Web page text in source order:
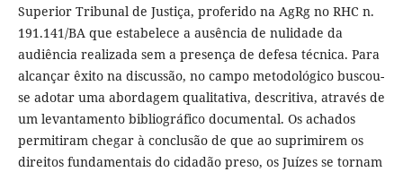
Superior Tribunal de Justiça, proferido na AgRg no RHC n.
191.141/BA que estabelece a ausência de nulidade da
audiência realizada sem a presença de defesa técnica. Para
alcançar êxito na discussão, no campo metodológico buscou-
se adotar uma abordagem qualitativa, descritiva, através de
um levantamento bibliográfico documental. Os achados
permitiram chegar à conclusão de que ao suprimirem os
direitos fundamentais do cidadão preso, os Juízes se tornam